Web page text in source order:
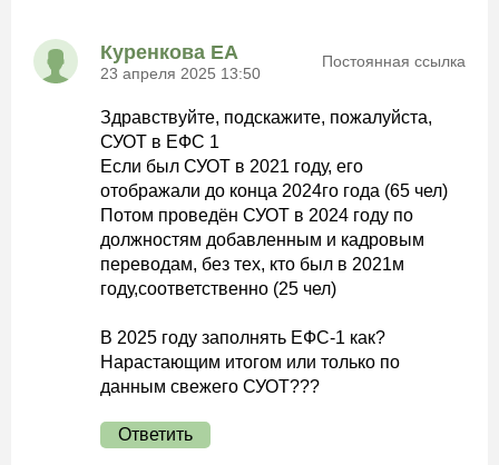
Куренкова ЕА
23 апреля 2025 13:50
Постоянная ссылка
Здравствуйте, подскажите, пожалуйста,
СУОТ в ЕФС 1
Если был СУОТ в 2021 году, его
отображали до конца 2024го года (65 чел)
Потом проведён СУОТ в 2024 году по
должностям добавленным и кадровым
переводам, без тех, кто был в 2021м
году,соответственно (25 чел)
В 2025 году заполнять ЕФС-1 как?
Нарастающим итогом или только по
данным свежего СУОТ???
Ответить